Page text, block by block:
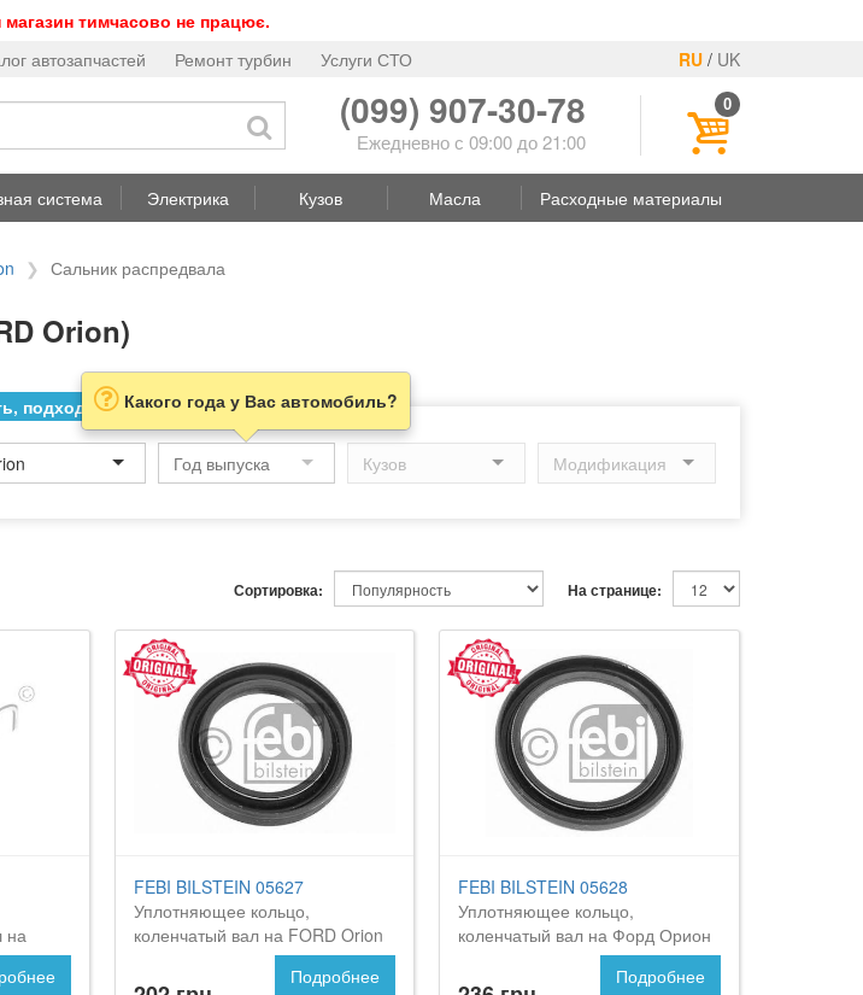
магазин тимчасово не працює.
RU / UK
автозапчастей Ремонт турбин Услуги СТО
(099) 907-30-78
Ежедневно с 09:00 до 21:00
0
система Электрика Кузов Масла Расходные материалы
Сальник распредвала
Orion)
подходит ли товар к немуКакого года у Вас автомобиль?
На странице:
Сортировка:
на
FEBI BILSTEIN 05627
Уплотняющее кольцо,
коленчатый вал на FORD Orion
Подробнее
FEBI BILSTEIN 05628
Уплотняющее кольцо,
коленчатый вал на Форд Орион
Подробнее